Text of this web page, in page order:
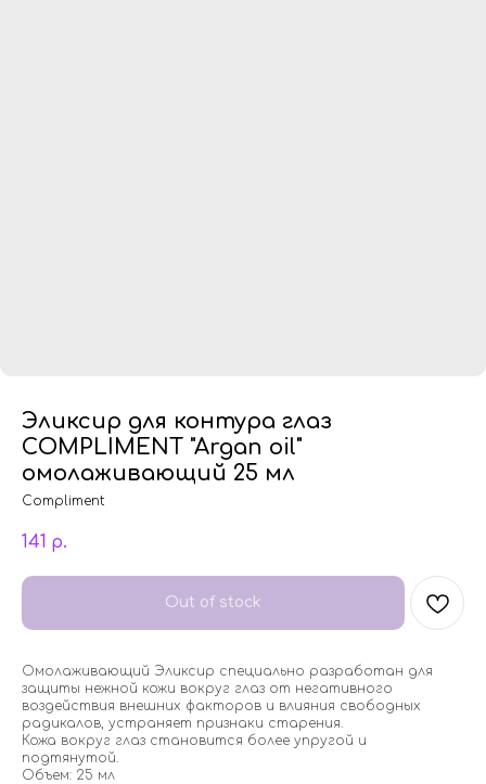
Эликсир для контура глаз
COMPLIMENT "Argan oil"
омолаживающий 25 мл
Compliment
141 р.
Out of stock
Омолаживающий Эликсир специально разработан для
защиты нежной кожи вокруг глаз от негативного
воздействия внешних факторов и влияния свободных
радикалов, устраняет признаки старения.
Кожа вокруг глаз становится более упругой и
подтянутой.
Объем: 25 мл